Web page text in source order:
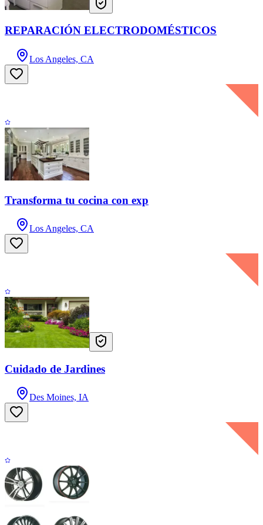
REPARACIÓN ELECTRODOMÉSTICOS
Los Angeles, CA
Transforma tu cocina con exp
Los Angeles, CA
Cuidado de Jardines
Des Moines, IA